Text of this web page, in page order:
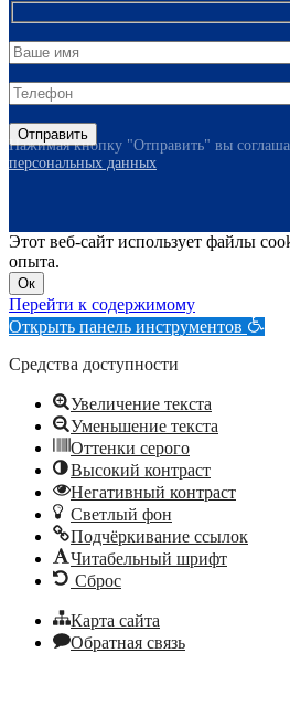
Нажимая кнопку "Отправить" вы
персональных данных
Этот веб-сайт использует файлы
опыта.
Ок
Перейти к содержимому
Открыть панель инструментов
Средства доступности
Увеличение текста
Уменьшение текста
Оттенки серого
Высокий контраст
Негативный контраст
Светлый фон
Подчёркивание ссылок
Читабельный шрифт
Сброс
Карта сайта
Обратная связь